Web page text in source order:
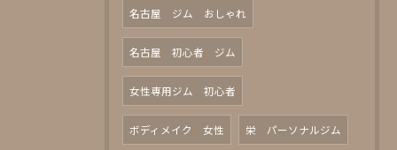
名古屋 ジム おしゃれ
名古屋 初心者 ジム
女性専用ジム 初心者
ボディメイク 女性 栄 パーソナルジム